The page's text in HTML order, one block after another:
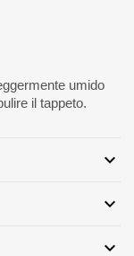
umido
il tappeto.
expand_more
expand_more
expand_more